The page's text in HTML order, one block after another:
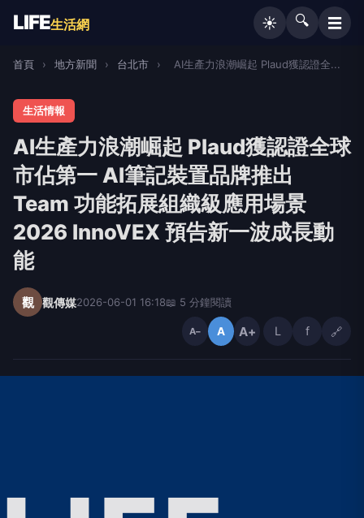
LIFE生活網 ☀️ 🔍 ☰
首頁 › 地方新聞 › 台北市 › AI生產力浪潮崛起 Plaud獲認證全...
生活情報
AI生產力浪潮崛起 Plaud獲認證全球
市佔第一 AI筆記裝置品牌推出
Team 功能拓展組織級應用場景
2026 InnoVEX 預告新一波成長動
能
觀 觀傳媒2026-06-01 16:18📖 5 分鐘閱讀
A− A A+ L f 🔗